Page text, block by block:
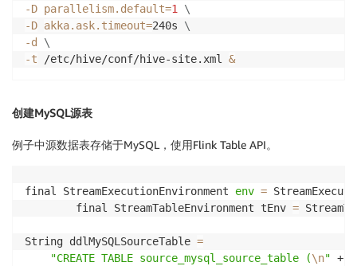
-D parallelism.default=1
\
-D akka.ask.timeout=240s \
-d
\
-t /etc/hive/conf/hive-site.xml &
创建MySQL源表
例子中源数据表存储于MySQL，使用Flink Table API。
final StreamExecutionEnvironment env =
		final StreamTableEnvironment tEnv
=
String ddlMySQLSourceTable =
"CREATE TABLE source_mysql_source_table (\n" +